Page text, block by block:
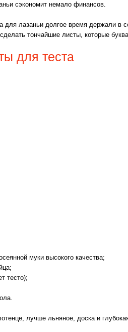
сэкономит немало финансов.
для лазаньи долгое время держали
тончайшие листы, которые
для теста
муки высокого качества;
тесто);
лучше льняное, доска и